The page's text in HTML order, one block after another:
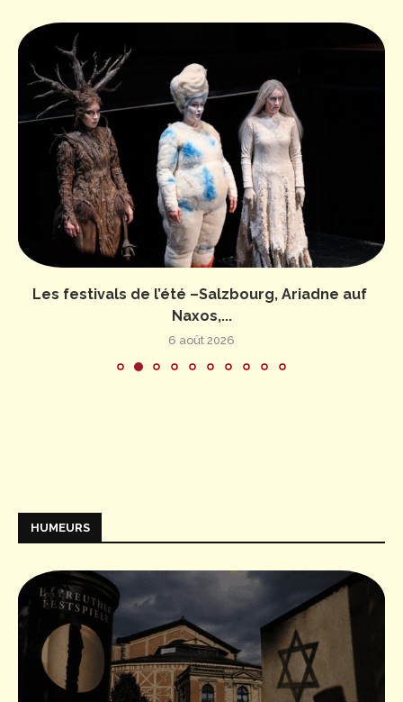
Les festivals de l’été –Salzbourg, Ariadne auf
Naxos,...
6 août 2026
HUMEURS